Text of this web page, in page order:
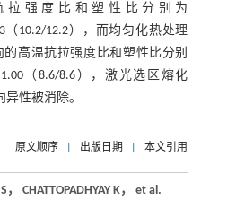
强度比和塑性比分别为
（10.2/12.2），而均匀化热处理
的高温抗拉强度比和塑性比分别
（8.6/8.6），激光选区熔化
性被消除。
原文顺序 出版日期 本文引用
， CHATTOPADHYAY K， et al.